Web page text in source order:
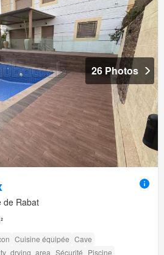
26 Photos
de Rabat
Cuisine équipée Cave
Sécurité Piscine